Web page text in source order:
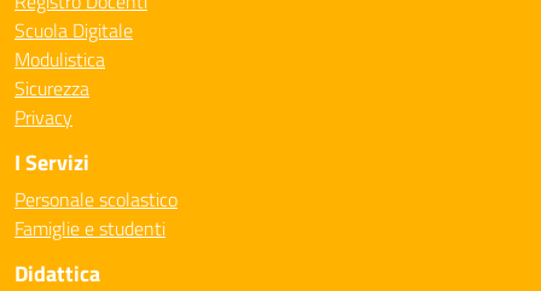
Scuola Digitale
Modulistica
Sicurezza
Privacy
I Servizi
Personale scolastico
Famiglie e studenti
Didattica